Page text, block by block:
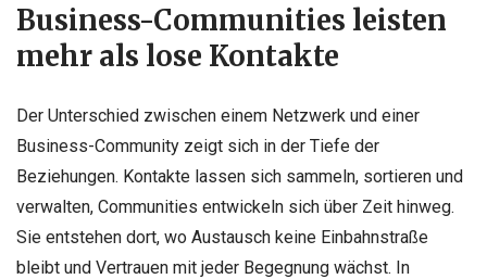
Business-Communities leisten
mehr als lose Kontakte
Der Unterschied zwischen einem Netzwerk und einer
Business-Community zeigt sich in der Tiefe der
Beziehungen. Kontakte lassen sich sammeln, sortieren und
verwalten, Communities entwickeln sich über Zeit hinweg.
Sie entstehen dort, wo Austausch keine Einbahnstraße
bleibt und Vertrauen mit jeder Begegnung wächst. In